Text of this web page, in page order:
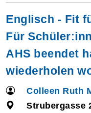
Englisch - Fit
Für
AHS beendet
wiederholen
Colleen Ruth
Strubergasse